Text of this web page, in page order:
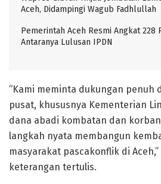
Aceh, Didampingi Wagub Fadhlullah
Pemerintah Aceh Resmi Angkat 228
Antaranya Lulusan IPDN
“Kami meminta dukungan penuh
pusat, khususnya Kementerian
dana abadi kombatan dan
langkah nyata membangun
masyarakat pascakonflik di
keterangan tertulis.